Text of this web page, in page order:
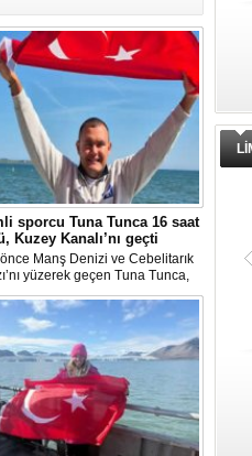
sporcu Tuna Tunca 16 saat
Kuzey Kanalı’nı geçti
Manş Denizi ve Cebelitarık
yüzerek geçen Tuna Tunca,
başarılarına bir yenisini daha
Tuna Tunca bu kez 16 saat
Kuzey Kanalı’nı geçti.